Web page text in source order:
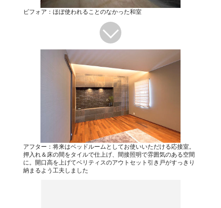
ビフォア：ほぼ使われることのなかった和室
アフター：将来はベッドルームとしてお使いいただける応接室。
押入れ＆床の間をタイルで仕上げ、間接照明で雰囲気のある空間
に。開口高を上げてベリティスのアウトセット引き戸がすっきり
納まるよう工夫しました